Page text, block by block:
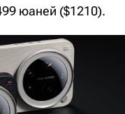
юаней ($1210).